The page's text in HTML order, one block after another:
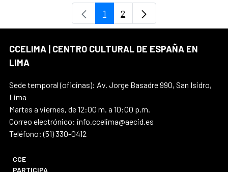
Página
1 Página
2
CCELIMA | CENTRO CULTURAL DE ESPAÑA EN
LIMA
Sede temporal (oficinas): Av. Jorge Basadre 990, San Isidro,
Lima
Martes a viernes, de 12:00 m. a 10:00 p.m.
Correo electrónico: info.ccelima@aecid.es
Teléfono: (51) 330-0412
CCE
PARTICIPA